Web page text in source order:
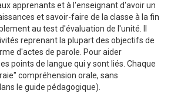
apprenants et à l'enseignant d'avoir un
et savoir-faire de la classe à la fin
au test d'évaluation de l'unité. Il
reprenant la plupart des objectifs de
d'actes de parole. Pour aider
points de langue qui y sont liés. Chaque
compréhension orale, sans
le guide pédagogique).